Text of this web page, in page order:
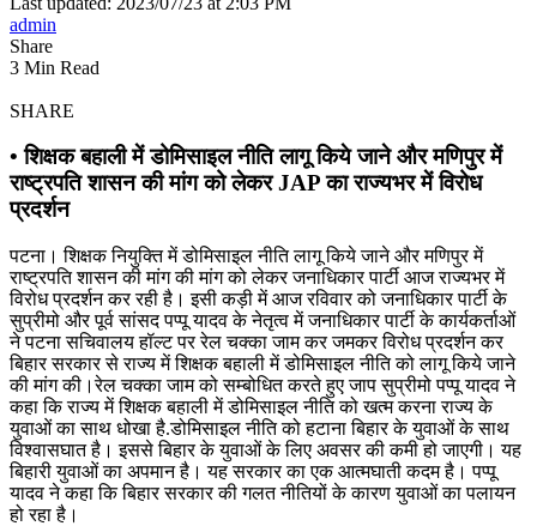
admin
Share
3 Min Read
SHARE
• शिक्षक बहाली में डोमिसाइल नीति लागू किये जाने और मणिपुर में
राष्ट्रपति शासन की मांग को लेकर JAP का राज्यभर में विरोध
प्रदर्शन
पटना। शिक्षक नियुक्ति में डोमिसाइल नीति लागू किये जाने और मणिपुर में
राष्ट्रपति शासन की मांग की मांग को लेकर जनाधिकार पार्टी आज राज्यभर में
विरोध प्रदर्शन कर रही है। इसी कड़ी में आज रविवार को जनाधिकार पार्टी के
सुप्रीमो और पूर्व सांसद पप्पू यादव के नेतृत्व में जनाधिकार पार्टी के कार्यकर्ताओं
ने पटना सचिवालय हॉल्ट पर रेल चक्का जाम कर जमकर विरोध प्रदर्शन कर
बिहार सरकार से राज्य में शिक्षक बहाली में डोमिसाइल नीति को लागू किये जाने
की मांग की।रेल चक्का जाम को सम्बोधित करते हुए जाप सुप्रीमो पप्पू यादव ने
कहा कि राज्य में शिक्षक बहाली में डोमिसाइल नीति को खत्म करना राज्य के
युवाओं का साथ धोखा है.डोमिसाइल नीति को हटाना बिहार के युवाओं के साथ
विश्वासघात है। इससे बिहार के युवाओं के लिए अवसर की कमी हो जाएगी। यह
बिहारी युवाओं का अपमान है। यह सरकार का एक आत्मघाती कदम है। पप्पू
यादव ने कहा कि बिहार सरकार की गलत नीतियों के कारण युवाओं का पलायन
हो रहा है।